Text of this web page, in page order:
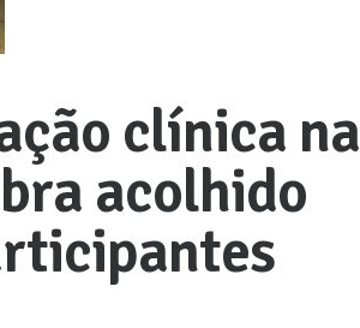
clínica na
acolhido